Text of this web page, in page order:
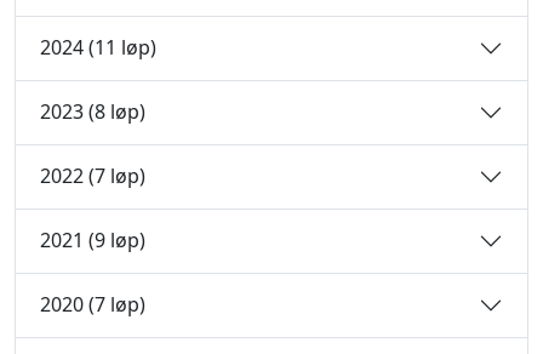
2024 (11 løp)
2023 (8 løp)
2022 (7 løp)
2021 (9 løp)
2020 (7 løp)